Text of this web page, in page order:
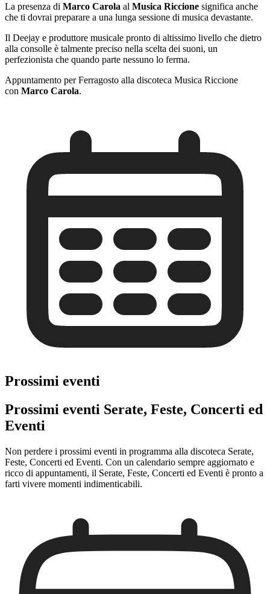
La presenza di Marco Carola al Musica Riccione significa anche
che ti dovrai preparare a una lunga sessione di musica devastante.
Il Deejay e produttore musicale pronto di altissimo livello che dietro
alla consolle è talmente preciso nella scelta dei suoni, un
perfezionista che quando parte nessuno lo ferma.
Appuntamento per Ferragosto alla discoteca Musica Riccione
con Marco Carola.
Prossimi eventi
Prossimi eventi Serate, Feste, Concerti ed
Eventi
Non perdere i prossimi eventi in programma alla discoteca Serate,
Feste, Concerti ed Eventi. Con un calendario sempre aggiornato e
ricco di appuntamenti, il Serate, Feste, Concerti ed Eventi è pronto a
farti vivere momenti indimenticabili.